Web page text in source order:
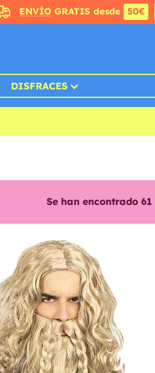
ENVÍOGRATIS desde 50€
DISFRACES
Se han encontrado 61